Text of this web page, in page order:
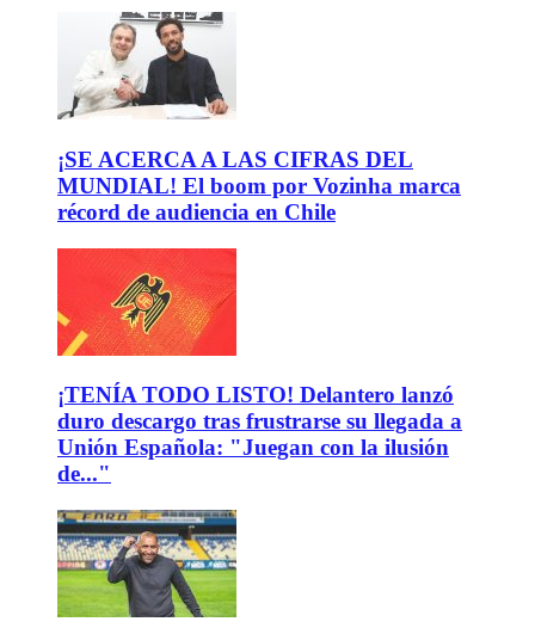
¡SE ACERCA A LAS CIFRAS DEL
MUNDIAL! El boom por Vozinha marca
récord de audiencia en Chile
¡TENÍA TODO LISTO! Delantero lanzó
duro descargo tras frustrarse su llegada a
Unión Española: "Juegan con la ilusión
de..."